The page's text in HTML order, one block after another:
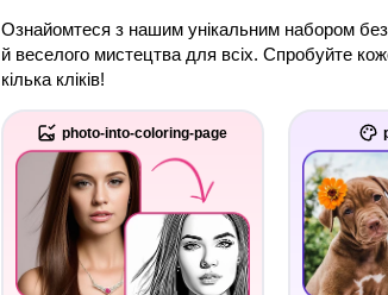
Ознайомтеся з нашим унікальним набором
й веселого мистецтва для всіх. Спробуйте
кілька кліків!
photo-into-coloring-page